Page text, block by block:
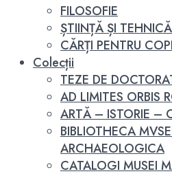
FILOSOFIE
ȘTIINȚĂ ȘI TEHNICĂ
CĂRȚI PENTRU
Colecții
TEZE DE
AD LIMITES ORBIS
ARTĂ – ISTORIE –
BIBLIOTHECA
ARCHAEOLOGICA
CATALOGI MUSEI